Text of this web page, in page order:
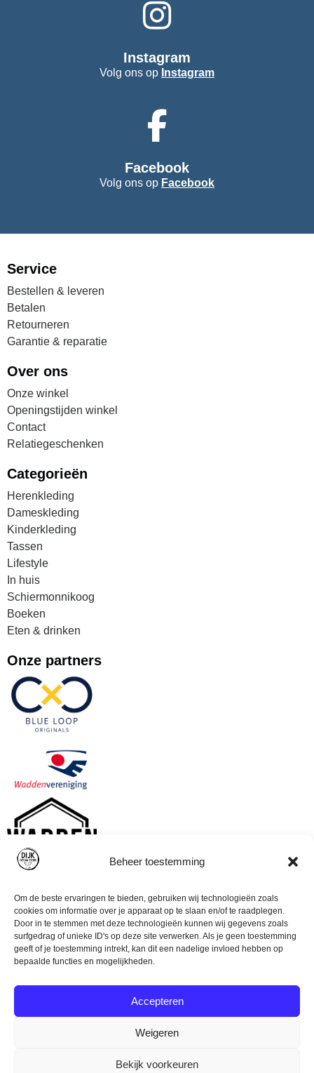
Beheer toestemming
Om de beste ervaringen te bieden, gebruiken wij technologieën zoals
cookies om informatie over je apparaat op te slaan en/of te raadplegen.
Door in te stemmen met deze technologieën kunnen wij gegevens zoals
surfgedrag of unieke ID's op deze site verwerken. Als je geen toestemming
geeft of je toestemming intrekt, kan dit een nadelige invloed hebben op
bepaalde functies en mogelijkheden.
Accepteren
Weigeren
Bekijk voorkeuren
Instagram
Volg ons op Instagram
Facebook
Volg ons op Facebook
Service
Bestellen & leveren
Betalen
Retourneren
Garantie & reparatie
Over ons
Onze winkel
Openingstijden winkel
Contact
Relatiegeschenken
Categorieën
Herenkleding
Dameskleding
Kinderkleding
Tassen
Lifestyle
In huis
Schiermonnikoog
Boeken
Eten & drinken
Onze partners
© Dijk Ocean Store (2023)Algemene voorwaarden